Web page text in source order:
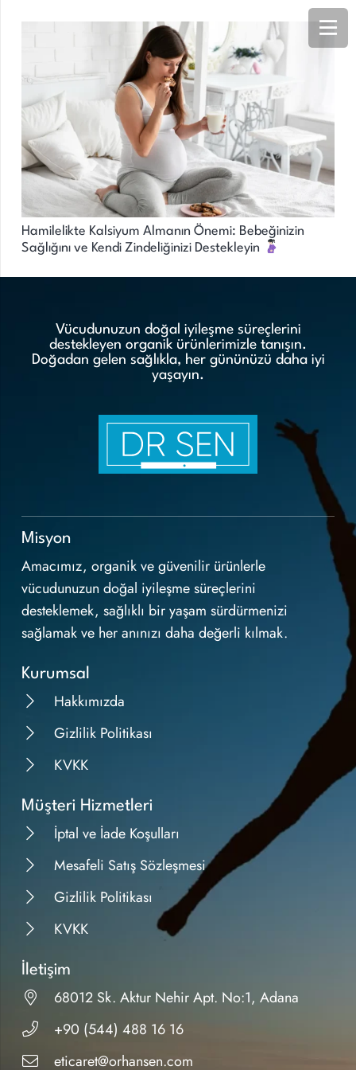
Hamilelikte Kalsiyum Almanın Önemi: Bebeğinizin
Sağlığını ve Kendi Zindeliğinizi Destekleyin
Vücudunuzun doğal iyileşme süreçlerini
destekleyen organik ürünlerimizle tanışın.
Doğadan gelen sağlıkla, her gününüzü daha iyi
yaşayın.
Misyon
Amacımız, organik ve güvenilir ürünlerle
vücudunuzun doğal iyileşme süreçlerini
desteklemek, sağlıklı bir yaşam sürdürmenizi
sağlamak ve her anınızı daha değerli kılmak.
Kurumsal
Hakkımızda
Gizlilik Politikası
KVKK
Müşteri Hizmetleri
İptal ve İade Koşulları
Mesafeli Satış Sözleşmesi
Gizlilik Politikası
KVKK
İletişim
68012 Sk. Aktur Nehir Apt. No:1, Adana
+90 (544) 488 16 16
eticaret@orhansen.com